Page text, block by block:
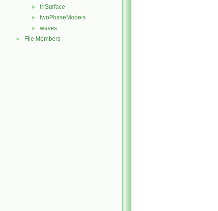
► triSurface
► twoPhaseModels
► waves
► File Members